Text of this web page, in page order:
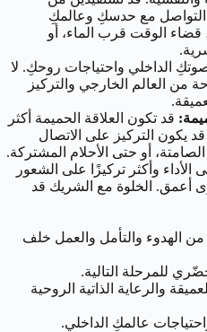
التواصل مع حدسكِ وعالمكِ
قضاء الوقت قرب الماء، أو
الداخلي واحتياجات روحكِ. لا
من العالم الخارجي والتركيز
قد تكون العلاقة الحميمة أكثر
يكون التركيز على الاتصال
أو حتى الأحلام المشتركة.
وأكثر تركيزًا على الشعور
أعمق. الخلوة مع الشريك قد
الهدوء والتأمل والعمل خلف
للمرحلة التالية.
والرعاية الذاتية الروحية
عالمكِ الداخلي.